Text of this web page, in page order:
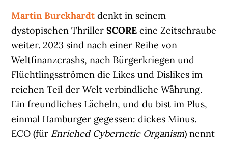
Martin Burckhardtdenkt in seinem
dystopischen ThrillerSCORE eine Zeitschraube
weiter. 2023 sind nach einer Reihe von
Weltfinanzcrashs, nach Bürgerkriegen und
Flüchtlingsströmen die Likes und Dislikes im
reichen Teil der Welt verbindliche Währung.
Ein freundliches Lächeln, und du bist im Plus,
einmal Hamburger gegessen: dickes Minus.
ECO (für Enriched Cybernetic Organism) nennt